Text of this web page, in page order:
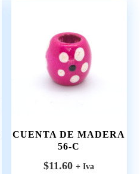
CUENTA DE MADERA
56-C
$11.60 + Iva